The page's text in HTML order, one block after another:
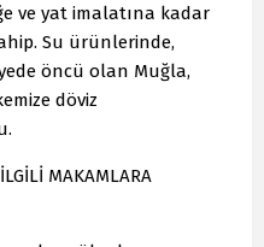
ve yat imalatına kadar
Su ürünlerinde,
öncü olan Muğla,
döviz
MAKAMLARA